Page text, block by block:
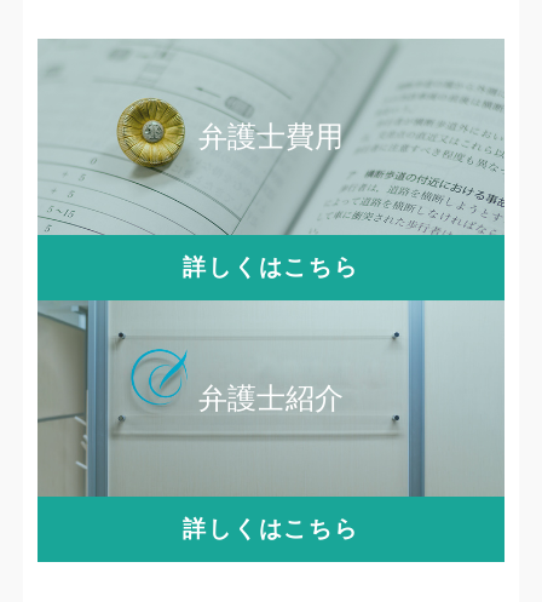
弁護士費用
詳しくはこちら
弁護士紹介
詳しくはこちら